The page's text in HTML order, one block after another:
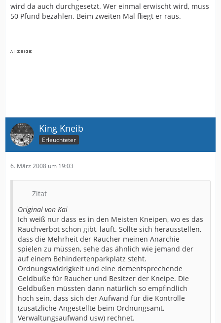
wird da auch durchgesetzt. Wer einmal erwischt wird, muss
50 Pfund bezahlen. Beim zweiten Mal fliegt er raus.
King Kneib
Erleuchteter
6. März 2008 um 19:03
Zitat
Original von Kai
Ich weiß nur dass es in den Meisten Kneipen, wo es das
Rauchverbot schon gibt, läuft. Sollte sich herausstellen,
dass die Mehrheit der Raucher meinen Anarchie
spielen zu müssen, sehe das ähnlich wie jemand der
auf einem Behindertenparkplatz steht.
Ordnungswidrigkeit und eine dementsprechende
Geldbuße für Raucher und Besitzer der Kneipe. Die
Geldbußen müssten dann natürlich so empfindlich
hoch sein, dass sich der Aufwand für die Kontrolle
(zusätzliche Angestellte beim Ordnungsamt,
Verwaltungsaufwand usw) rechnet.